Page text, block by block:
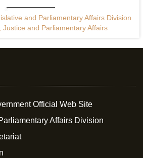
and Parliamentary Affairs Division
Justice and Parliamentary Affairs
Official Web Site
Affairs Division